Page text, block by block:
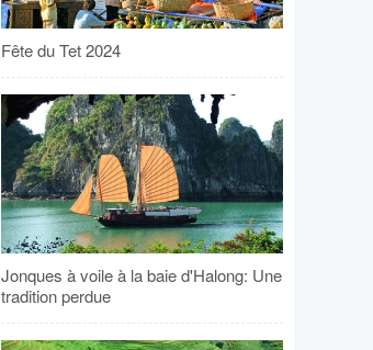
Fête du Tet 2024
Jonques à voile à la baie d'Halong: Une
tradition perdue